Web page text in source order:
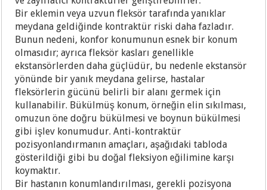
Bir eklemin veya uzvun fleksör tarafında yanıklar
meydana geldiğinde kontraktür riski daha fazladır.
Bunun nedeni, konfor konumunun esnek bir konum
olmasıdır; ayrıca fleksör kasları genellikle
ekstansörlerden daha güçlüdür, bu nedenle ekstansör
yönünde bir yanık meydana gelirse, hastalar
fleksörlerin gücünü belirli bir alanı germek için
kullanabilir. Bükülmüş konum, örneğin elin sıkılması,
omuzun öne doğru bükülmesi ve boynun bükülmesi
gibi işlev konumudur. Anti-kontraktür
pozisyonlandırmanın amaçları, aşağıdaki tabloda
gösterildiği gibi bu doğal fleksiyon eğilimine karşı
koymaktır.
Bir hastanın konumlandırılması, gerekli pozisyona